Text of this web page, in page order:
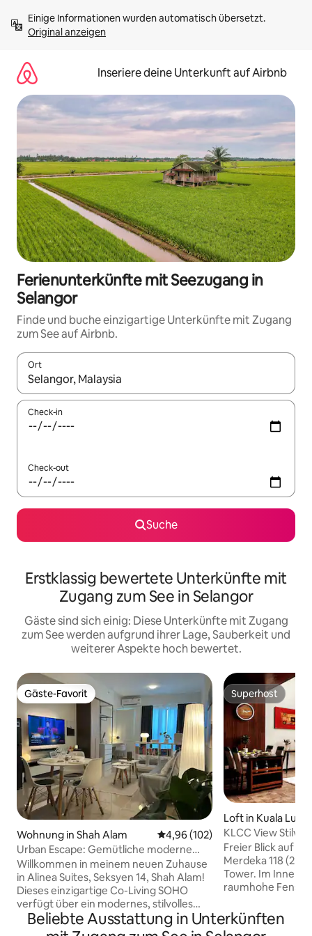
Inhalten
springenOriginal anzeigen
Inseriere deine Unterkunft auf Airbnb
Ferienunterkünfte mit Seezugang in
Selangor
Finde und buche einzigartige Unterkünfte mit Zugang
zum See auf Airbnb.
Ort
Wenn Ergebnisse verfügbar sind, navigiere mit den
Check-in
Check-out
Suche
Erstklassig bewertete Unterkünfte mit
Zugang zum See in Selangor
Gäste sind sich einig: Diese Unterkünfte mit Zugang
zum See werden aufgrund ihrer Lage, Sauberkeit und
weiterer Aspekte hoch bewertet.
Gäste-Favorit
Gäste-Favorit
Wohnung in Shah Alam Durchschnittliche Bewertung:
4,96 (102)
Urban Escape: Gemütliche moderne
Suite mit PS5 und Netflix
Willkommen in meinem neuen Zuhause
in Alinea Suites, Seksyen 14, Shah Alam!
Dieses einzigartige Co-Living SOHO
verfügt über ein modernes, stilvolles
Design und einen Infinity-Pool. Tritt ein
in eine gemütliche, durchdacht
Superhost
Superhost
Loft in Kuala
KLCC View
Badewanne-Pool
Freier Blick auf
Merdeka 118 (2nd
Tower. Im
raumhohe
Beliebte Ausstattung in Unterkünften